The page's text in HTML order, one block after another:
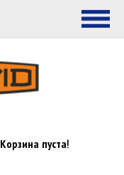
Корзина пуста!